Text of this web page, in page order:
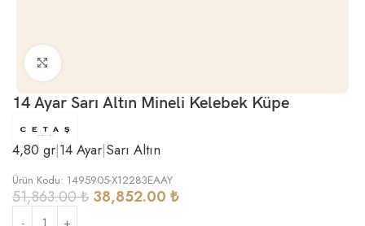
Büyütmek için tıklayın
14 Ayar Sarı Altın Mineli Kelebek Küpe
4,80 gr|14 Ayar|Sarı Altın
Ürün Kodu: 1495905-X12283EAAY
51,863.00₺ 38,852.00 ₺